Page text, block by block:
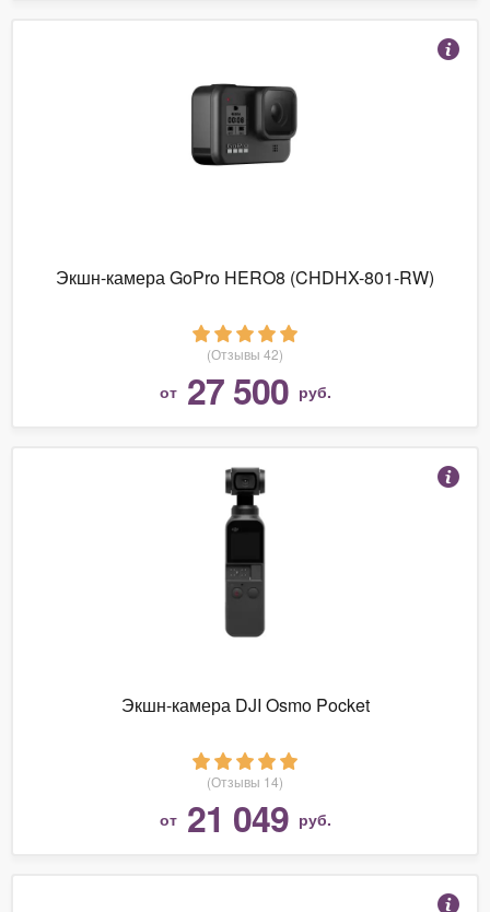
Экшн-камера GoPro HERO8 (CHDHX-801-RW)
(Отзывы 42)
от 27 500 руб.
Экшн-камера DJI Osmo Pocket
(Отзывы 14)
от 21 049 руб.